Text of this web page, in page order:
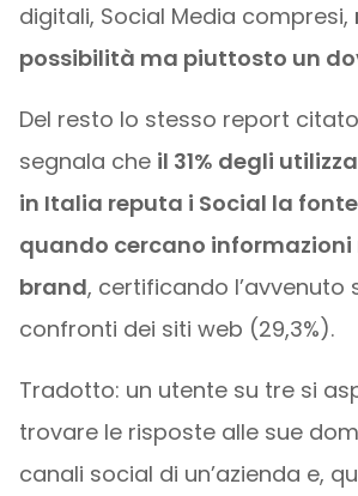
digitali, Social Media compresi,
possibilità ma piuttosto un
Del resto lo stesso report
segnala che il 31% degli
in Italia reputa i Social la
quando cercano
brand, certificando l’avvenuto
confronti dei siti web (29,3%).
Tradotto: un utente su tre si
trovare le risposte alle sue
canali social di un’azienda e,